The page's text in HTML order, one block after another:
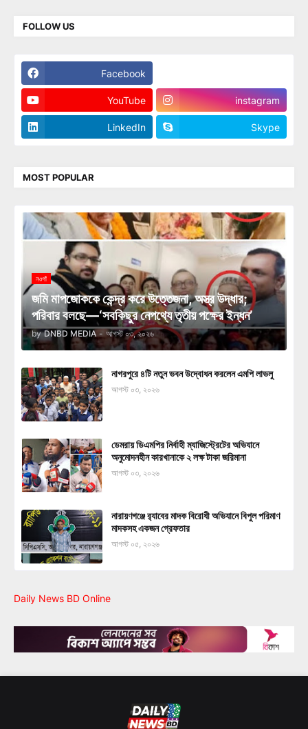
FOLLOW US
Facebook
YouTube instagram
LinkedIn Skype
MOST POPULAR
নওগাঁ
জমি মাপজোককে কেন্দ্র করে উত্তেজনা, অস্ত্র উদ্ধার;
পরিবার বলছে—‘সবকিছুর নেপথ্যে তৃতীয় পক্ষের ইন্ধন’
by DNBD MEDIA - আগস্ট ০৩, ২০২৬
নাগরপুরে ৪টি নতুন ভবন উদ্বোধন করলেন এমপি লাভলু
আগস্ট ০৩, ২০২৬
ডেমরায় ডিএমপির নির্বাহী ম্যাজিস্ট্রেটের অভিযানে
অনুমোদনহীন কারখানাকে ২ লক্ষ টাকা জরিমানা
আগস্ট ০৩, ২০২৬
নারায়ণগঞ্জে র‍্যাবের মাদক বিরোধী অভিযানে বিপুল পরিমাণ
মাদকসহ একজন গ্রেফতার
আগস্ট ০৫, ২০২৬
Daily News BD Online